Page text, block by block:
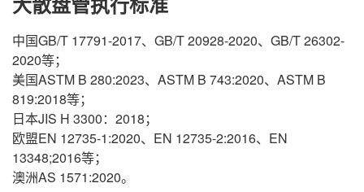
中国GB/T 17791-2017、GB/T 20928-2020、GB/T 26302-
2020等；
美国ASTM B 280:2023、ASTM B 743:2020、ASTM B
819:2018等；
日本JIS H 3300：2018；
欧盟EN 12735-1:2020、EN 12735-2:2016、EN
13348;2016等；
澳洲AS 1571:2020。